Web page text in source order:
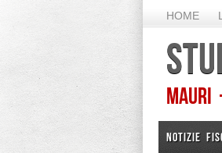
HOME
Mauri
NOTIZIE